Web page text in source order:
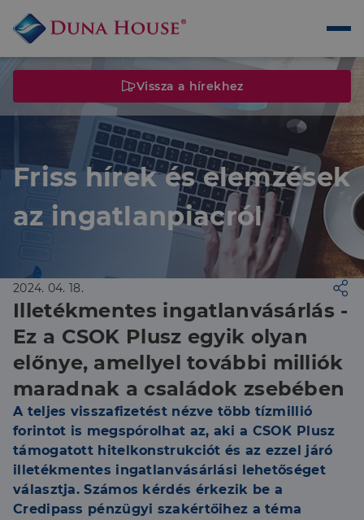
Vissza a hírekhez
Friss hírek és elemzések
az ingatlanpiacról
2024. 04. 18.
Illetékmentes ingatlanvásárlás -
Ez a CSOK Plusz egyik olyan
előnye, amellyel további milliók
maradnak a családok zsebében
A teljes visszafizetést nézve több tízmillió
forintot is megspórolhat az, aki a CSOK Plusz
támogatott hitelkonstrukciót és az ezzel járó
illetékmentes ingatlanvásárlási lehetőséget
választja. Számos kérdés érkezik be a
Credipass pénzügyi szakértőihez a téma